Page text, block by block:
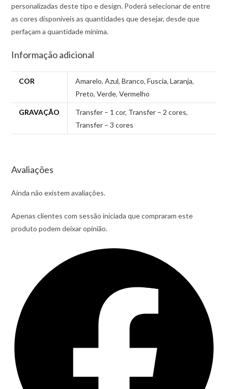
personalizadas deste tipo e design. Poderá selecionar de entre
as cores disponíveis as quantidades que desejar, desde que
perfaçam a quantidade mínima.
Informação adicional
COR Amarelo,Azul,Branco,Fuscia,Laranja,
Preto,Verde,Vermelho
GRAVAÇÃO Transfer – 1 cor, Transfer – 2 cores,
Transfer – 3 cores
Avaliações
Ainda não existem avaliações.
Apenas clientes com sessão iniciada que compraram este
produto podem deixar opinião.
window